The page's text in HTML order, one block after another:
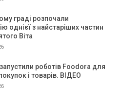
граді розпочали
однієї з найстаріших частин
Віта
роботів Foodora для
і товарів. ВІДЕО